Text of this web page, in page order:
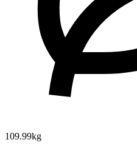
109.99kg